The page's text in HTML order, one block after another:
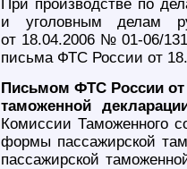
При производстве по
и уголовным делам
от 18.04.2006 № 01-06/
письма ФТС России от
Письмом ФТС России от
таможенной
Комиссии Таможенного
формы пассажирской
пассажирской